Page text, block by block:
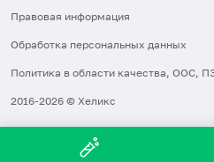
Правовая информация
Обработка персональных данных
Политика в области качества, ООС,
2016-2026 © Хеликс